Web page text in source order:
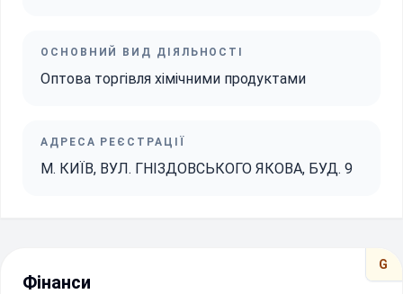
ОСНОВНИЙ ВИД ДІЯЛЬНОСТІ
Оптова торгівля хімічними продуктами
АДРЕСА РЕЄСТРАЦІЇ
М. КИЇВ, ВУЛ. ГНІЗДОВСЬКОГО ЯКОВА, БУД. 9
G
Фінанси